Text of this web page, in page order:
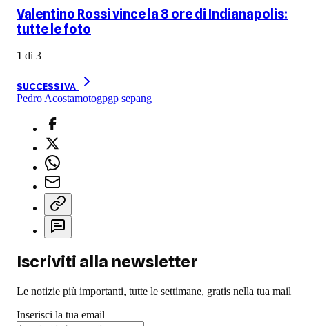
Valentino Rossi vince la 8 ore di Indianapolis:
tutte le foto
1 di 3
SUCCESSIVA
Pedro Acostamotogpgp sepang
Iscriviti alla newsletter
Le notizie più importanti, tutte le settimane, gratis nella tua mail
Inserisci la tua email